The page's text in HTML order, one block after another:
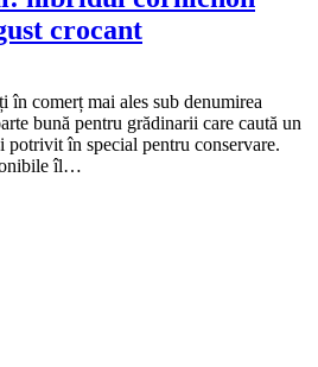
crocant
în comerț mai ales sub denumirea
bună pentru grădinarii care caută un
în special pentru conservare.
îl…